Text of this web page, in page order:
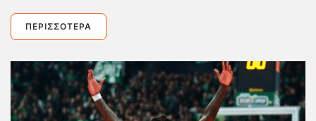
ΠΕΡΙΣΣΌΤΕΡΑ